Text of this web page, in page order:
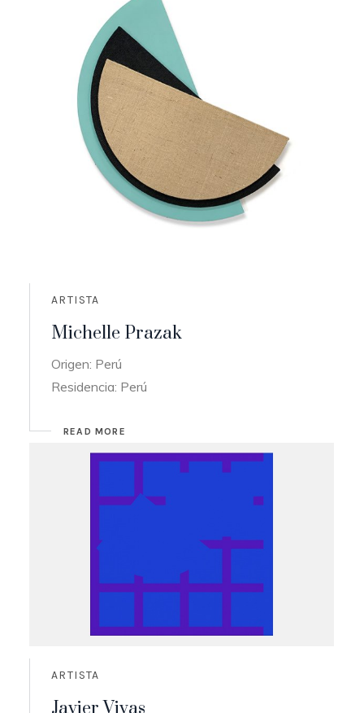
ARTISTA
Michelle Prazak
Origen: Perú
Residencia: Perú
READ MORE
ARTISTA
Javier Vivas